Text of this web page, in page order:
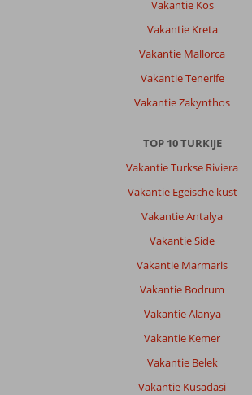
Vakantie Kos
Vakantie Kreta
Vakantie Mallorca
Vakantie Tenerife
Vakantie Zakynthos
TOP 10 TURKIJE
Vakantie Turkse Riviera
Vakantie Egeische kust
Vakantie Antalya
Vakantie Side
Vakantie Marmaris
Vakantie Bodrum
Vakantie Alanya
Vakantie Kemer
Vakantie Belek
Vakantie Kusadasi